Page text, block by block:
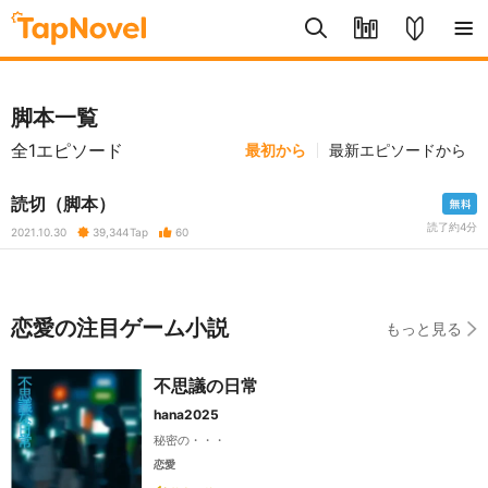
脚本一覧
全1エピソード 最初から 最新エピソードから
読切（脚本）
2021.10.30 39,344Tap 60 読了約4分
恋愛の注目ゲーム小説 もっと見る
不思議の日常
hana2025
秘密の・・・
恋愛